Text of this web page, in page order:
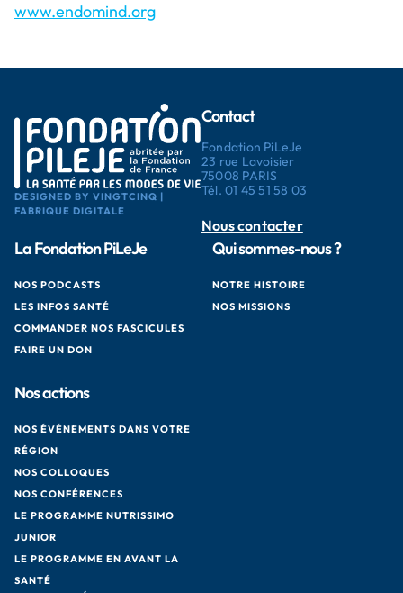
www.endomind.org
DESIGNED BY VINGTCINQ |
FABRIQUE DIGITALE
Contact
Fondation PiLeJe
23 rue Lavoisier
75008 PARIS
Tél.01 45 51 58 03
Nous contacter
La Fondation PiLeJe
NOS PODCASTS
LES INFOS SANTÉ
COMMANDER NOS FASCICULES
FAIRE UN DON
Qui sommes-nous ?
NOTRE HISTOIRE
NOS MISSIONS
Nos actions
NOS ÉVÉNEMENTS DANS VOTRE
RÉGION
NOS COLLOQUES
NOS CONFÉRENCES
LE PROGRAMME NUTRISSIMO
JUNIOR
LE PROGRAMME EN AVANT LA
SANTÉ